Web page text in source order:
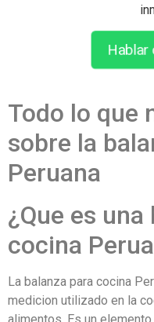
Hablar
Todo lo que
sobre la
Peruana
¿Que es
cocina
La balanza para cocina
medicion utilizado en la